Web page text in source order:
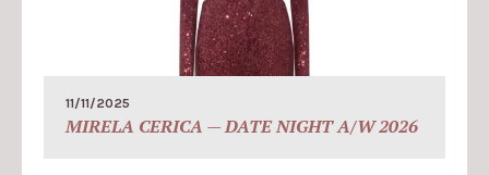
11/11/2025
MIRELA CERICA — DATE NIGHT A/W 2026